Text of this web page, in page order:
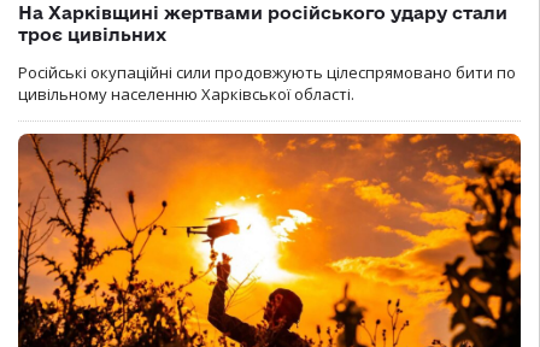
На Харківщині жертвами російського удару стали
троє цивільних
Російські окупаційні сили продовжують цілеспрямовано бити по
цивільному населенню Харківської області.